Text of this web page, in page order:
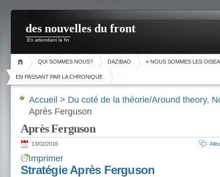
des nouvelles du front
En attendant la fin
QUI SOMMES NOUS? DAZIBAO « NOUS SOMMES LES
EN PASSANT PAR LA CHRONIQUE
Accueil > Du coté de la théorie/Around theory,
Après Ferguson
Après Ferguson
13/02/2016
Imprimer
Stratégie Après Ferguson